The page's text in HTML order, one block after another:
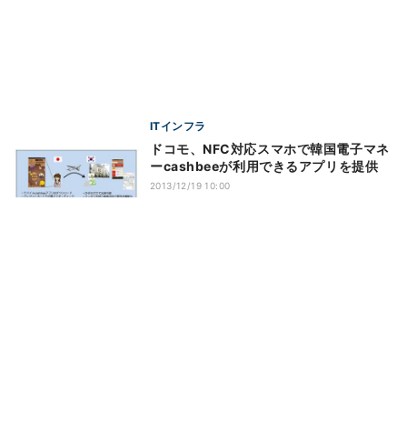
ITインフラ
ドコモ、NFC対応スマホで韓国電子マネ
ーcashbeeが利用できるアプリを提供
2013/12/19 10:00